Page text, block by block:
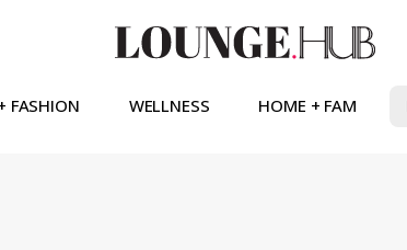
FASHION WELLNESS HOME + FAM